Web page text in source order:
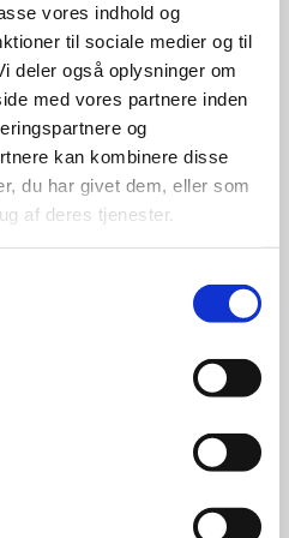
vores indhold og
til sociale medier og til
deler også oplysninger om
med vores partnere inden
og
kan kombinere disse
du har givet dem, eller som
af deres tjenester.
kvalitet og stor
samarbejder vi
og mest